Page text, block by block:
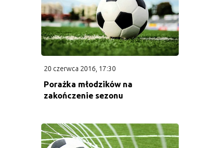
20 czerwca 2016, 17:30
Porażka młodzików na
zakończenie sezonu